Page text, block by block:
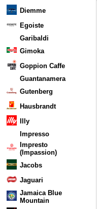
Diemme
Egoiste
Garibaldi
Gimoka
Goppion Caffe
Guantanamera
Gutenberg
Hausbrandt
Illy
Impresso
Impresto
(Impassion)
Jacobs
Jaguari
Jamaica Blue
Mountain